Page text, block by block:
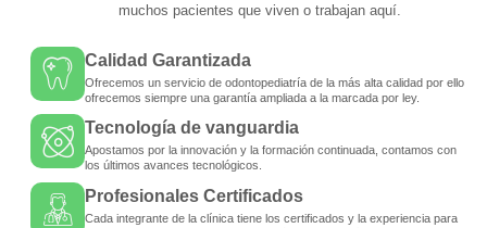
muchos pacientes que viven o trabajan aquí.
Calidad Garantizada
Ofrecemos un servicio de odontopediatría de la más alta calidad por ello
ofrecemos siempre una garantía ampliada a la marcada por ley.
Tecnología de vanguardia
Apostamos por la innovación y la formación continuada, contamos con
los últimos avances tecnológicos.
Profesionales Certificados
Cada integrante de la clínica tiene los certificados y la experiencia para